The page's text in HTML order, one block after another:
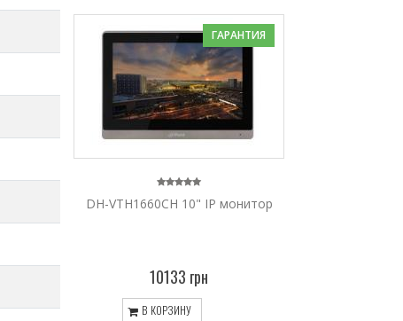
ГАРАНТИЯ
DH-VTH1660CH 10" IP монитор
10133 грн
В КОРЗИНУ